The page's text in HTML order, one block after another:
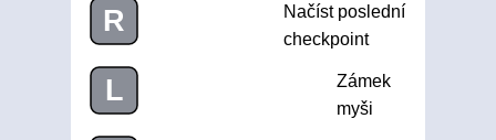
R
Načíst poslední
checkpoint
L
Zámek
myši